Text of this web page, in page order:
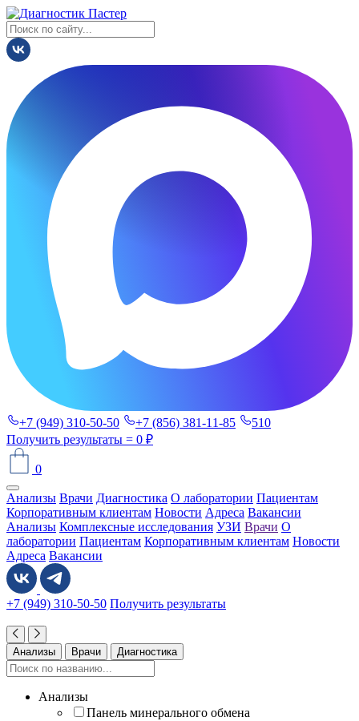
+7 (949) 310-50-50 +7 (856) 381-11-85
510
Получить результаты = 0 ₽
0
Анализы Врачи Диагностика О лаборатории Пациентам
Корпоративным клиентам Новости Адреса Вакансии
Анализы Комплексные исследования УЗИ Врачи О
лаборатории Пациентам Корпоративным клиентам Новости
Адреса Вакансии
+7 (949) 310-50-50 Получить результаты
Анализы Врачи Диагностика
Анализы
Панель минерального обмена